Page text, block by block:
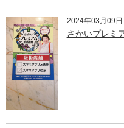
2024年03月09日
さかいプレミ